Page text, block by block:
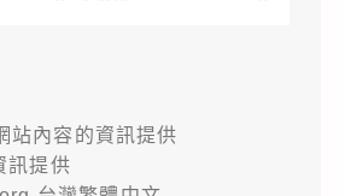
站內容的資訊提供
訊提供